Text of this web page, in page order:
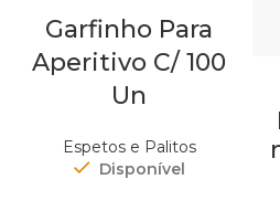
Garfinho Para
Aperitivo C/ 100
Un
Espetos e Palitos
Disponível